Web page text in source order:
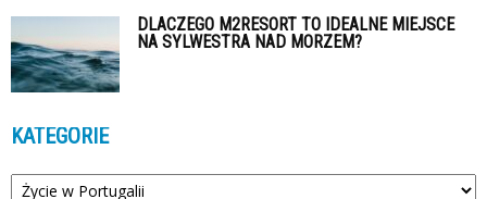
DLACZEGO M2RESORT TO IDEALNE MIEJSCE
NA SYLWESTRA NAD MORZEM?
KATEGORIE
Kategorie